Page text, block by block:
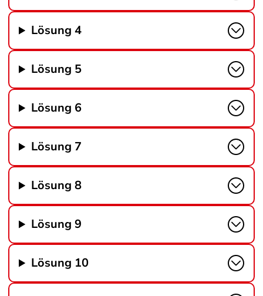
Lösung 4
Lösung 5
Lösung 6
Lösung 7
Lösung 8
Lösung 9
Lösung 10